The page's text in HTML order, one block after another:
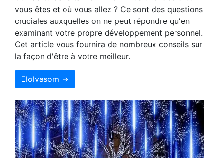
vous êtes et où vous allez ? Ce sont des questions
cruciales auxquelles on ne peut répondre qu'en
examinant votre propre développement personnel.
Cet article vous fournira de nombreux conseils sur
la façon d'être à votre meilleur.
Elolvasom →